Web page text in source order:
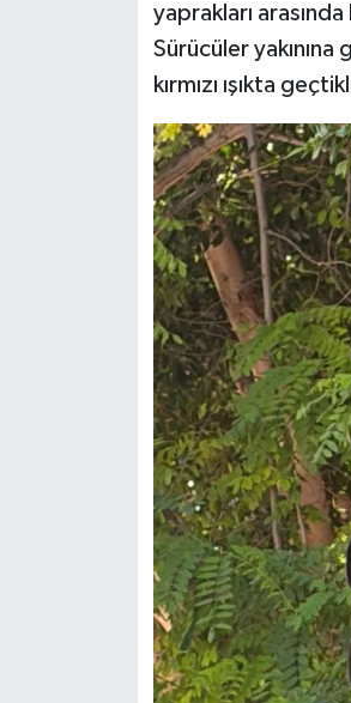
yaprakları
Sürücüler
kırmızı ışıkta